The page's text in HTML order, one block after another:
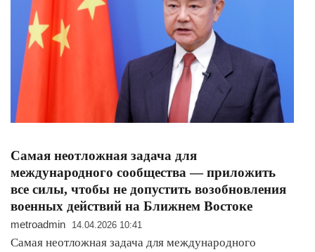
Самая неотложная задача для
международного сообщества — приложить
все силы, чтобы не допустить возобновления
военных действий на Ближнем Востоке
metroadmin 14.04.2026 10:41
Самая неотложная задача для международного